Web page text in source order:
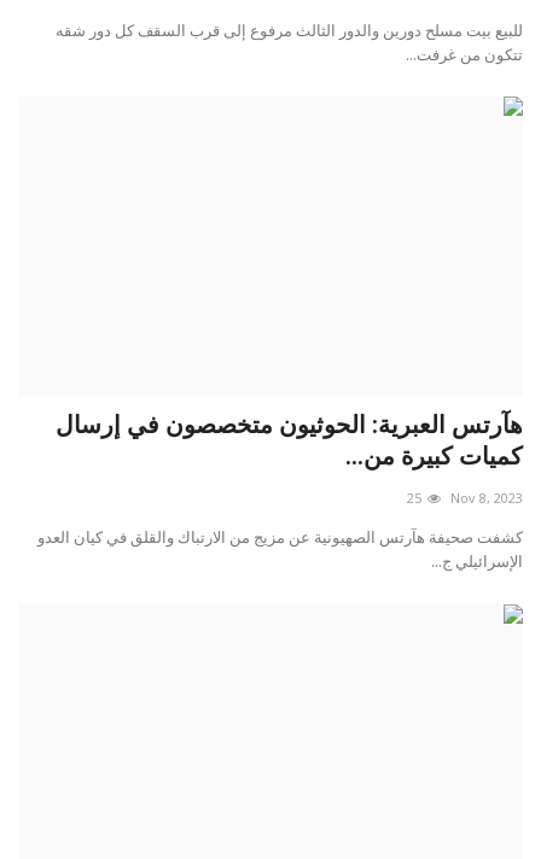
للبيع بيت مسلح دورين والدور الثالث مرفوع إلى قرب السقف كل دور شقه
تتكون من غرفت...
هآرتس العبرية: الحوثيون متخصصون في إرسال
كميات كبيرة من...
Nov 8, 2023
25
كشفت صحيفة هآرتس الصهيونية عن مزيج من الارتباك والقلق في كيان العدو
الإسرائيلي ج...